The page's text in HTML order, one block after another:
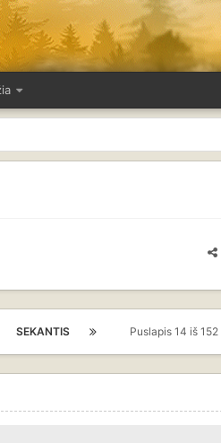
SEKANTIS Puslapis 14 iš 152